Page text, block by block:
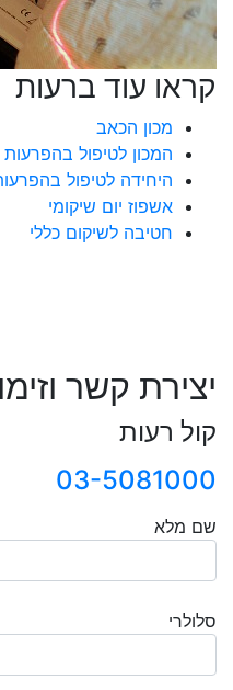
קראו עוד ברעות
מכון הכאב
המכון לטיפול
היחידה לטיפול
אשפוז יום שיקומי
חטיבה לשיקום כללי
יצירת קשר
קול רעות
03-5081000
שם מלא
סלולרי